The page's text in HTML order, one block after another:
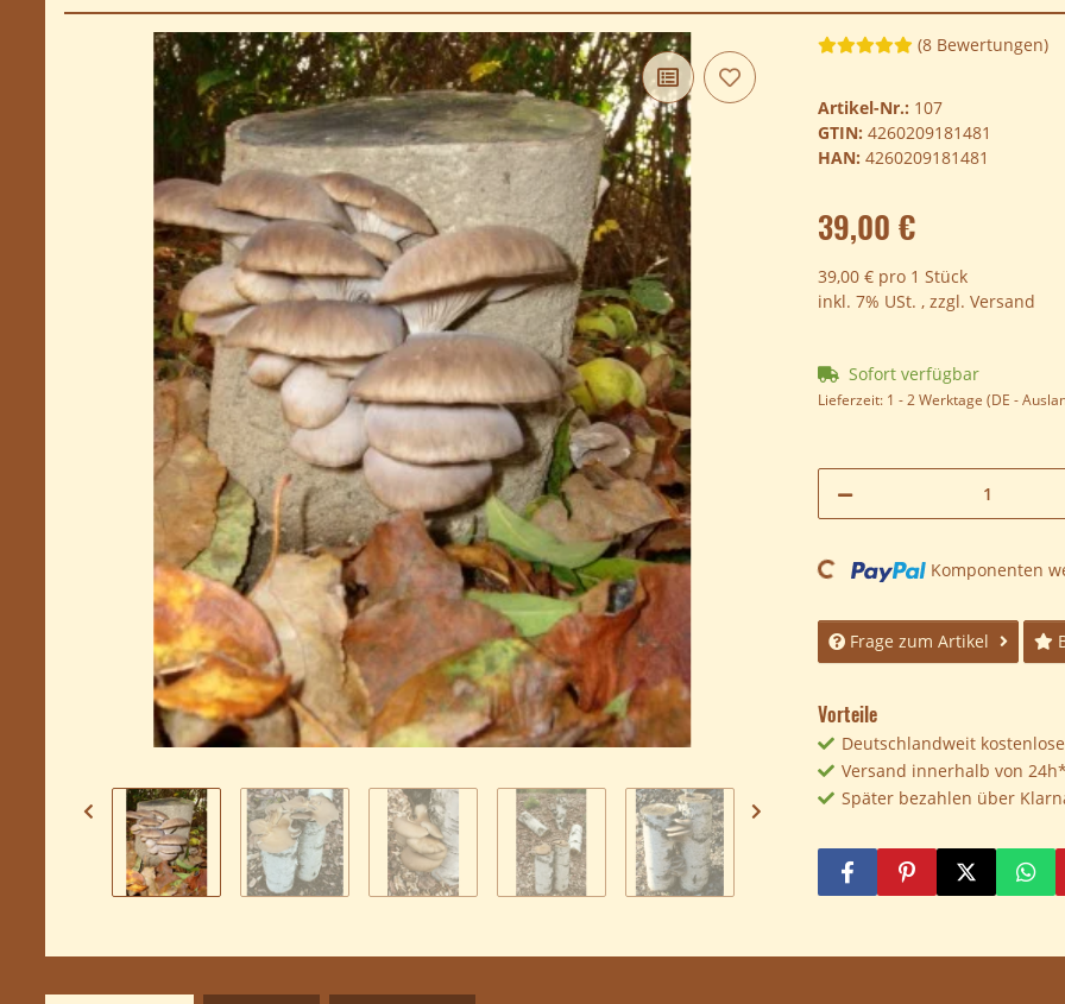
(8 Bewertungen)
Artikel-Nr.: 107
GTIN: 4260209181481
HAN: 4260209181481
39,00 €
39,00 € pro 1 Stück
inkl. 7% USt. , zzgl. Versand
Sofort verfügbar
Lieferzeit: 1 - 2 Werktage (DE -
Loading... Komponenten
Frage zum Artikel
Vorteile
Deutschlandweit
Versand innerhalb von 24h*
Später bezahlen über